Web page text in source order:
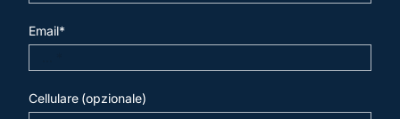
Email*
Cellulare (opzionale)